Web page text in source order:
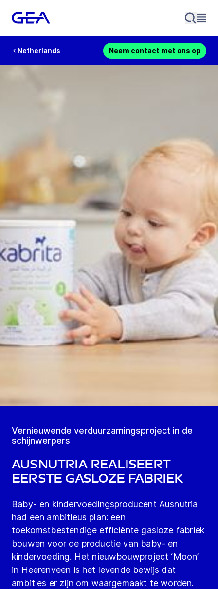
Netherlands Neem contact met ons op
Vernieuwende verduurzamingsproject in de
schijnwerpers
Ausnutria realiseert
eerste gasloze fabriek
Baby- en kindervoedingsproducent Ausnutria
had een ambitieus plan: een
toekomstbestendige efficiënte gasloze fabriek
bouwen voor de productie van baby- en
kindervoeding. Het nieuwbouwproject ‘Moon’
in Heerenveen is het levende bewijs dat
ambities er zijn om waargemaakt te worden.